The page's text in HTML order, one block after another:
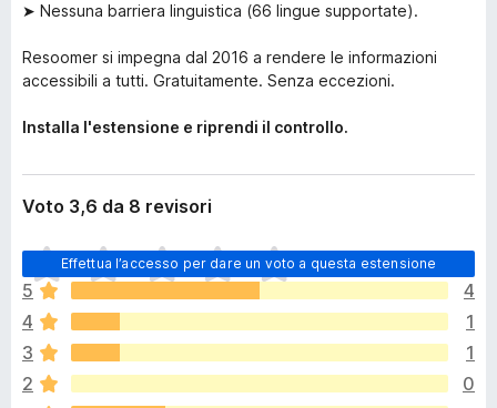
➤ Nessuna barriera linguistica (66 lingue supportate).
Resoomer si impegna dal 2016 a rendere le informazioni
accessibili a tutti. Gratuitamente. Senza eccezioni.
Installa l'estensione e riprendi il controllo.
Voto 3,6 da 8 revisori
Effettua l’accesso per dare un voto a questa estensione
N
o
n
c
i
s
o
5
4
4
1
3
1
2
0